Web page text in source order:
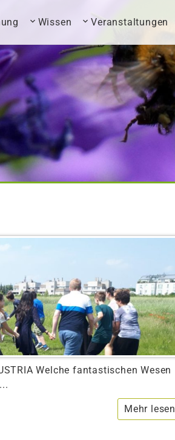
Wissen Veranstaltungen
Welche fantastischen Wesen
Mehr lesen